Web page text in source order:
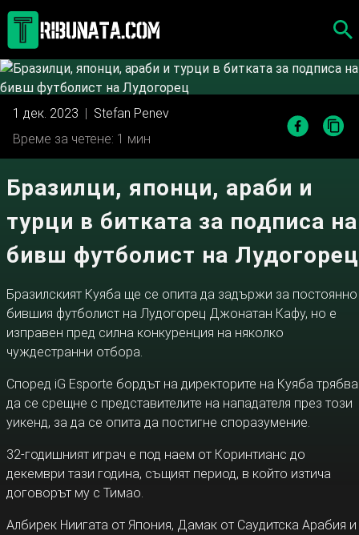
Skip
content
1 дек. 2023 | Stefan Penev
Време за четене: 1 мин
Бразилци, японци, араби и
турци в битката за подписа на
бивш футболист на Лудогорец
Бразилският Куяба ще се опита да задържи за постоянно
бившия футболист на Лудогорец Джонатан Кафу, но е
изправен пред силна конкуренция на няколко
чуждестранни отбора.
Според iG Esporte бордът на директорите на Куяба трябва
да се срещне с представителите на нападателя през този
уикенд, за да се опита да постигне споразумение.
32-годишният играч е под наем от Коринтианс до
декември тази година, същият период, в който изтича
договорът му с Тимао.
Албирек Ниигата от Япония, Дамак от Саудитска Арабия и